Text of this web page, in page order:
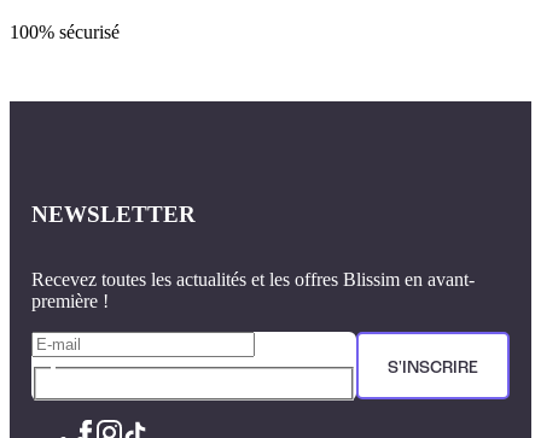
100% sécurisé
NEWSLETTER
Recevez toutes les actualités et les offres Blissim en avant-
première !
S'INSCRIRE